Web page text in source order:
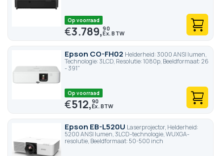
Op voorraad
€3.789,90
Epson CO-FH02 Helderheid: 3000 ANSI lumen,
Technologie: 3LCD, Resolutie: 1080p, Beeldformaat: 26
- 391"
Op voorraad
€512,90
Epson EB-L520U Laserprojector, Helderheid:
5200 ANSI lumen, 3LCD-technologie, WUXGA-
resolutie, Beeldformaat: 50-500 inch